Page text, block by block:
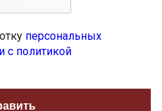
персональных
с политикой